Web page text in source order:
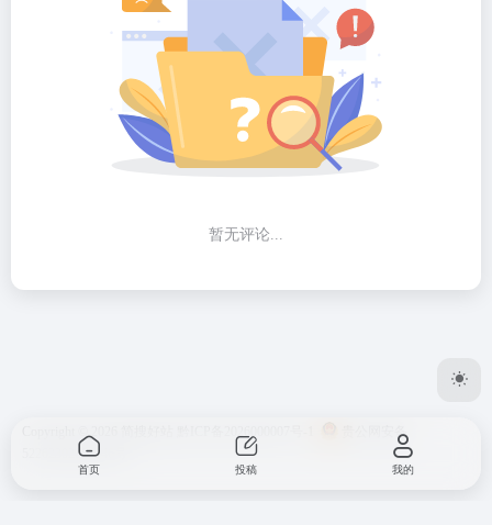
暂无评论...
贵公网安备
52262302000146号
首页 投稿 我的